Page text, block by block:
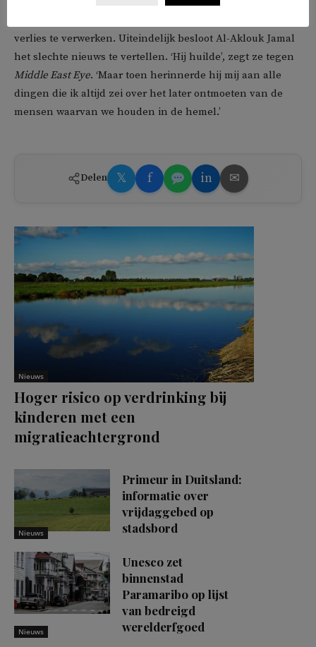
verlies te verwerken. Uiteindelijk besloot Al-Aklouk Jamal
het slechte nieuws te vertellen. ‘Hij huilde’, zegt ze tegen
Middle East Eye. ‘Maar toen herinnerde hij mij aan alle
dingen die ik altijd zei over het later ontmoeten van de
mensen waarvan we houden in de hemel.’
Delen 𝕏 f in ✉
Nieuws
Hoger risico op verdrinking bij
kinderen met een
migratieachtergrond
Nieuws
Primeur in Duitsland:
informatie over
vrijdaggebed op
stadsbord
Nieuws
Unesco zet
binnenstad
Paramaribo op lijst
van bedreigd
werelderfgoed